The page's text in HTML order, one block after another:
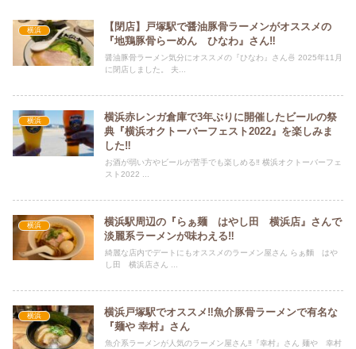
横浜
【閉店】戸塚駅で醤油豚骨ラーメンがオススメの
『地鶏豚骨らーめん ひなわ』さん‼
醤油豚骨ラーメン気分にオススメの『ひなわ』さん🍜 2025年11月
に閉店しました。 夫...
横浜
横浜赤レンガ倉庫で3年ぶりに開催したビールの祭
典『横浜オクトーバーフェスト2022』を楽しみま
した‼
お酒が弱い方やビールが苦手でも楽しめる‼ 横浜オクトーバーフェ
スト2022 ...
横浜
横浜駅周辺の『らぁ麺 はやし田 横浜店』さんで
淡麗系ラーメンが味わえる‼
綺麗な店内でデートにもオススメのラーメン屋さん らぁ麵 はや
し田 横浜店さん ...
横浜
横浜戸塚駅でオススメ‼魚介豚骨ラーメンで有名な
『麺や 幸村』さん
魚介系ラーメンが人気のラーメン屋さん‼『幸村』さん 麺や 幸村